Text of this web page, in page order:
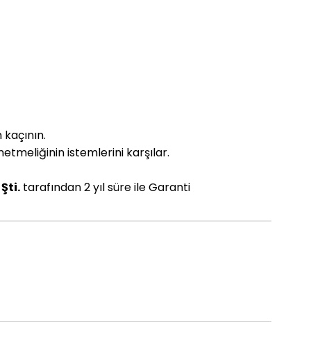
istemlerini karşılar.
tarafından 2 yıl süre ile Garanti